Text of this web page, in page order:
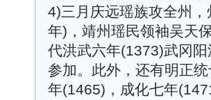
4)三月庆远瑶族攻全州
年)，靖州瑶民领袖吴天
代洪武六年(1373)武冈
参加。此外，还有明正
年(1465)，成化七年